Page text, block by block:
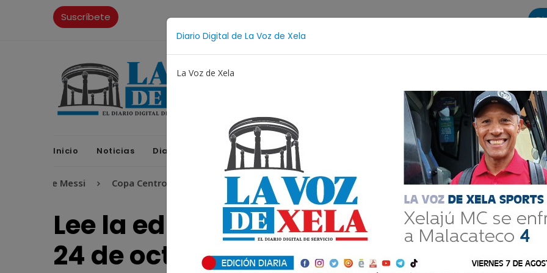
Diario Digital de La Voz de Xela
La Voz de Xela
Suscríbete
Inicio Noticias Diario Digital Opiniones La Voz de Xela Sports Contáctanos LA VOZ 25
Copa Centroamericana Patzicía Escritura Noveno Aniversario Fichajes Niñez y
Lee la edición digital del miércoles
24 de octubre